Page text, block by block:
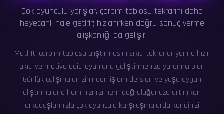
Çok oyunculu yarışlar, çarpım tablosu tekrarını daha
heyecanlı hale getirir; hızlanırken doğru sonuç verme
alışkanlığı da gelişir.
MathIt, çarpım tablosu alıştırmasını sıkıcı tekrarlar yerine hızlı,
akıcı ve motive edici oyunlarla geliştirmenize yardımcı olur.
Günlük çalışmalar, zihinden işlem dersleri ve yaşa uygun
alıştırmalarla hem hızınızı hem doğruluğunuzu artırırken
arkadaşlarınızla çok oyunculu karşılaşmalarda kendinizi